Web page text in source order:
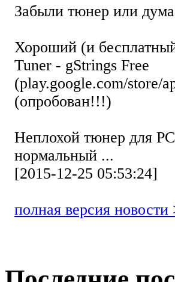
Забыли тюнер или
Хороший (и
Tuner - gStrings Free
(play.google.com/store/
(опробован!!!)
Неплохой тюнер для
нормальный ...
[2015-12-25 05:53:24]
полная версия новости